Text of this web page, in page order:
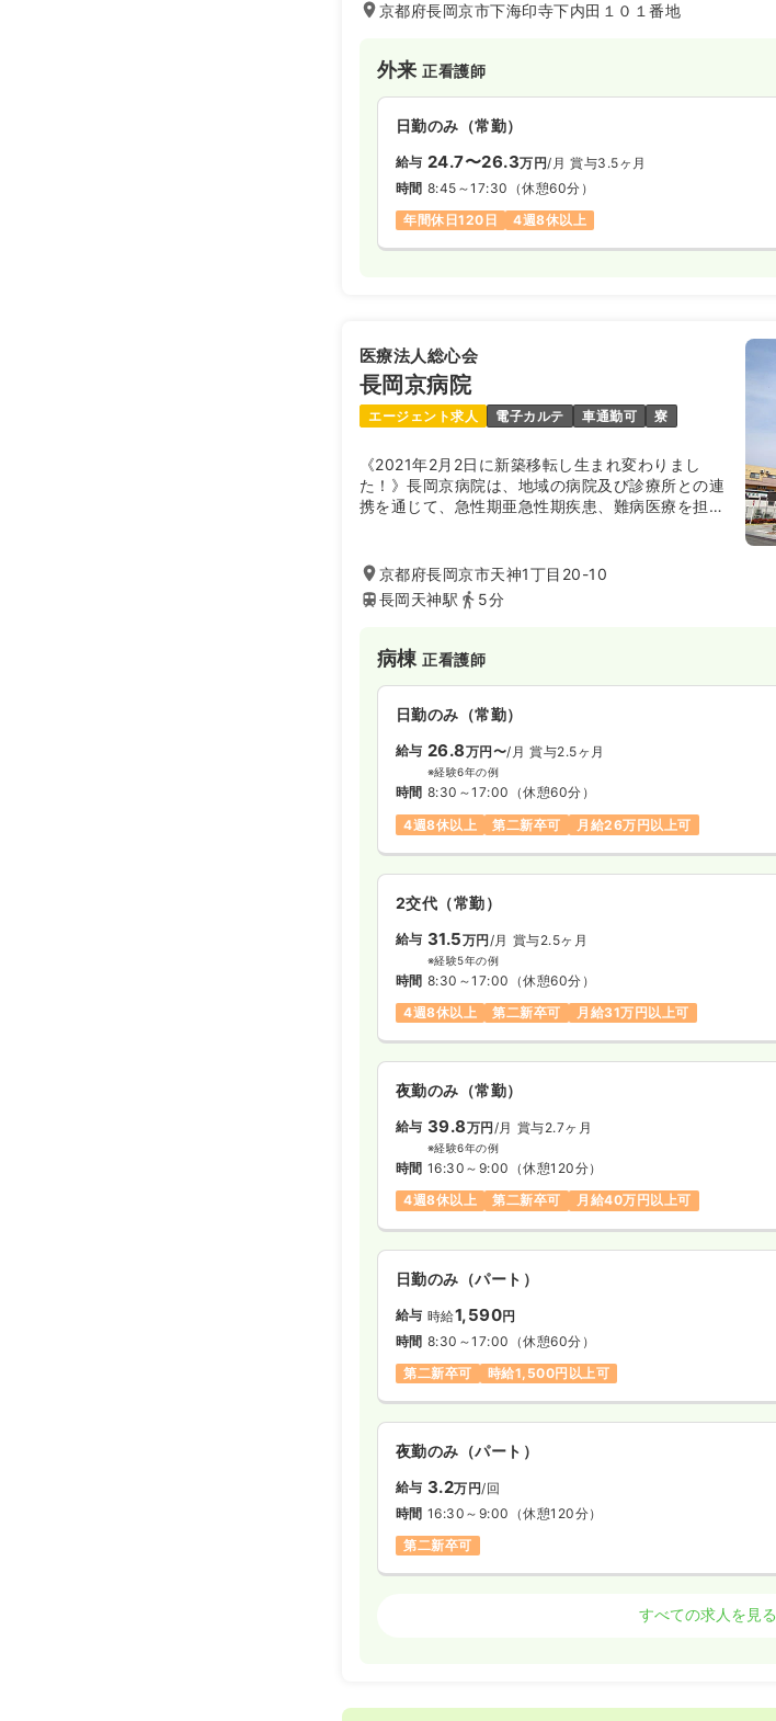
外来 正・准看護師
日勤のみ（常勤）
※経験5年の例
時間 8:45～17:15
4週8休以上
ブランク可 第二新卒可
時間 8:45～17:15
ブランク可
京都府長岡京市下海印寺下内田１０１番地
外来正看護師
日勤のみ（常勤）
給与 24.7〜26.3万円/月 賞与3.5ヶ月
時間 8:45～17:30 （休憩60分）
年間休日120日
4週8休以上
医療法人総心会
長岡京病院
エージェント求人 電子カルテ 車通勤可 寮
《2021年2月2日に新築移転し生まれ変わりまし
た！》長岡京病院は、地域の病院及び診療所との連
携を通じて、急性期亜急性期疾患、難病医療を担
ームなど整備された在宅サービスにより回復期・維
持期までをフォローする役割を担っています！
京都府長岡京市天神1丁目20-10
長岡天神駅
5分
病棟正看護師
日勤のみ（常勤）
給与 26.8万円〜/月 賞与2.5ヶ月
※経験6年の例
時間 8:30～17:00 （休憩60分）
4週8休以上
第二新卒可 月給26万円以上可
2交代（常勤）
給与 31.5万円 /月 賞与2.5ヶ月
※経験5年の例
時間 8:30～17:00 （休憩60分）
4週8休以上
第二新卒可 月給31万円以上可
夜勤のみ（常勤）
給与 39.8万円/月 賞与2.7ヶ月
※経験6年の例
時間 16:30～9:00 （休憩120分）
4週8休以上
第二新卒可 月給40万円以上可
日勤のみ（パート）
給与 時給1,590円
時間 8:30～17:00 （休憩60分）
第二新卒可
時給1,500円以上可
夜勤のみ（パート）
給与 3.2万円/回
時間 16:30～9:00 （休憩120分）
第二新卒可
すべての求人を見る